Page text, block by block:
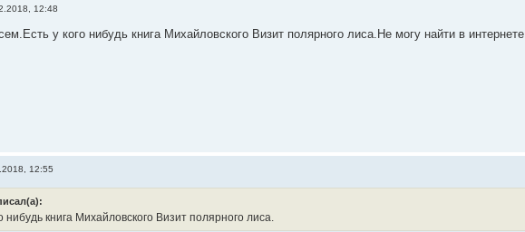
12:48
у кого нибудь книга Михайловского Визит полярного лиса.Не могу найти в интернете
12:55
нибудь книга Михайловского Визит полярного лиса.